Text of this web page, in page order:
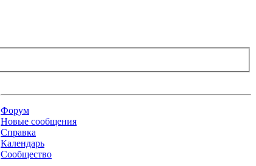
Форум
Новые сообщения
Справка
Календарь
Сообщество